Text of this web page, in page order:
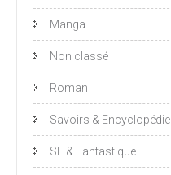
Manga
Non classé
Roman
Savoirs & Encyclopédie
SF & Fantastique